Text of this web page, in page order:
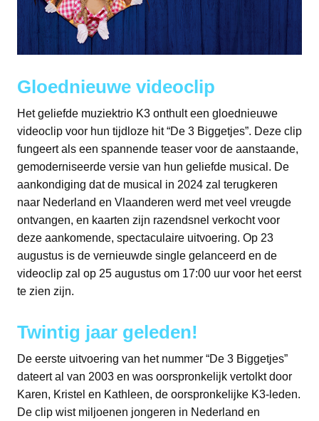
Gloednieuwe videoclip
Het geliefde muziektrio K3 onthult een gloednieuwe
videoclip voor hun tijdloze hit “De 3 Biggetjes”. Deze clip
fungeert als een spannende teaser voor de aanstaande,
gemoderniseerde versie van hun geliefde musical. De
aankondiging dat de musical in 2024 zal terugkeren
naar Nederland en Vlaanderen werd met veel vreugde
ontvangen, en kaarten zijn razendsnel verkocht voor
deze aankomende, spectaculaire uitvoering. Op 23
augustus is de vernieuwde single gelanceerd en de
videoclip zal op 25 augustus om 17:00 uur voor het eerst
te zien zijn.
Twintig jaar geleden!
De eerste uitvoering van het nummer “De 3 Biggetjes”
dateert al van 2003 en was oorspronkelijk vertolkt door
Karen, Kristel en Kathleen, de oorspronkelijke K3-leden.
De clip wist miljoenen jongeren in Nederland en